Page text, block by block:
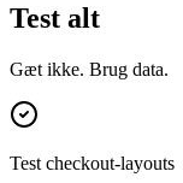
Test alt
Gæt ikke. Brug data.
Test checkout-layouts